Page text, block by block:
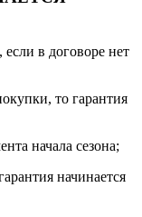
в договоре нет
то гарантия
начала сезона;
начинается